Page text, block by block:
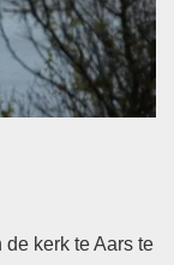
kerk te Aars te